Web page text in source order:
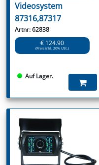
Videosystem
87316,87317
Artnr: 62838
€ 124.90
(Preis inkl. 20% USt.)
Auf Lager.